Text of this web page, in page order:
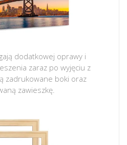
dodatkowej oprawy i
zaraz po wyjęciu z
zadrukowane boki oraz
zawieszkę.